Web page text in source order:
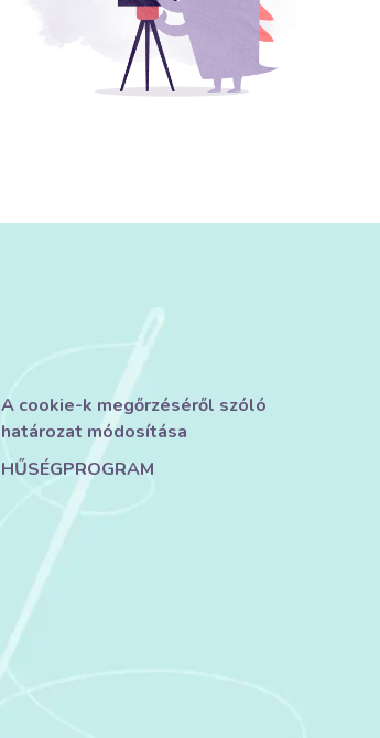
A cookie-k megőrzéséről szóló
határozat módosítása
HŰSÉGPROGRAM